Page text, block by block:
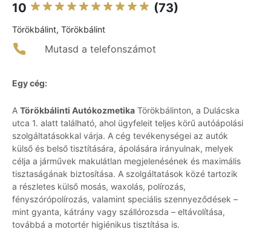
10 (73)
Törökbálint, Törökbálint
Mutasd a telefonszámot
Egy cég:
A Törökbálinti Autókozmetika Törökbálinton, a Dulácska
utca 1. alatt található, ahol ügyfeleit teljes körű autóápolási
szolgáltatásokkal várja. A cég tevékenységei az autók
külső és belső tisztítására, ápolására irányulnak, melyek
célja a járművek makulátlan megjelenésének és maximális
tisztaságának biztosítása. A szolgáltatások közé tartozik
a részletes külső mosás, waxolás, polírozás,
fényszórópolírozás, valamint speciális szennyeződések –
mint gyanta, kátrány vagy szállórozsda – eltávolítása,
továbbá a motortér higiénikus tisztítása is.